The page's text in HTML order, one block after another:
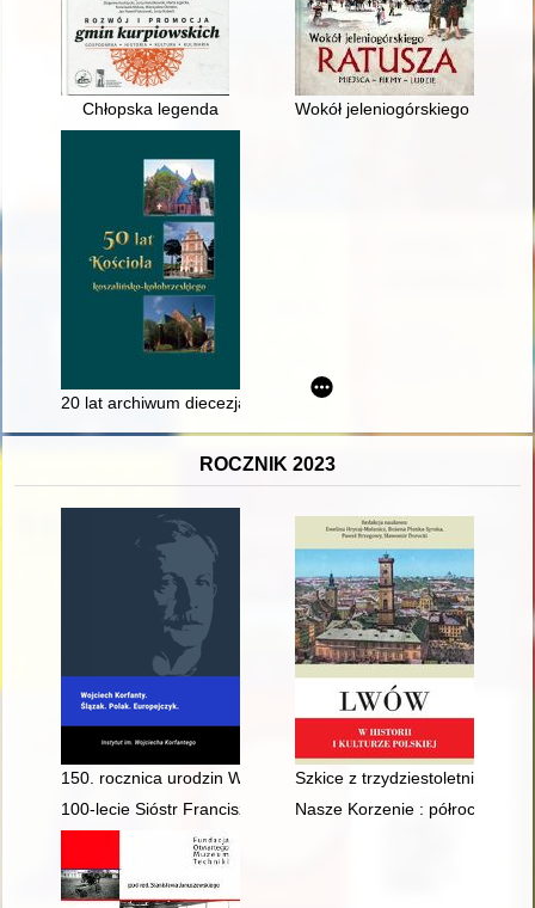
Chłopska legenda Wokół jeleniogórskiego
20 lat archiwum diecezjalnego na tle 50 lat istnienia diecezji
ROCZNIK 2023
150. rocznica urodzin Wojciecha Korfantego : pamięć o
Szkice z trzydziestoletnich
100-lecie Sióstr Franciszkanek Misjonarek Maryi w Polsce
Nasze Korzenie : półrocznik